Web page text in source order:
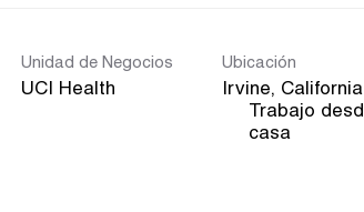
Unidad de Negocios
UCI Health
Ubicación
Trabajo
casa